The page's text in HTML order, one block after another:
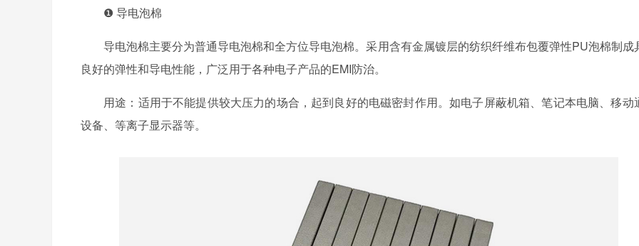
❶ 导电泡棉
导电泡棉主要分为普通导电泡棉和全方位导电泡棉。采用含有金属镀层的纺织纤维布包覆弹性PU泡棉制成
良好的弹性和导电性能，广泛用于各种电子产品的EMI防治。
用途：适用于不能提供较大压力的场合，起到良好的电磁密封作用。如电子屏蔽机箱、笔记本电脑、移动
设备、等离子显示器等。